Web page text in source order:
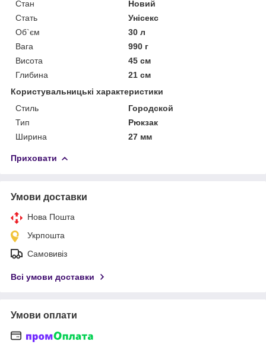
Стан
Новий
Стать
Унісекс
Об`єм
30 л
Вага
990 г
Висота
45 см
Глибина
21 см
Користувальницькі характеристики
Стиль
Городской
Тип
Рюкзак
Ширина
27 мм
Приховати
Умови доставки
Нова Пошта
Укрпошта
Самовивіз
Всі умови доставки
Умови оплати